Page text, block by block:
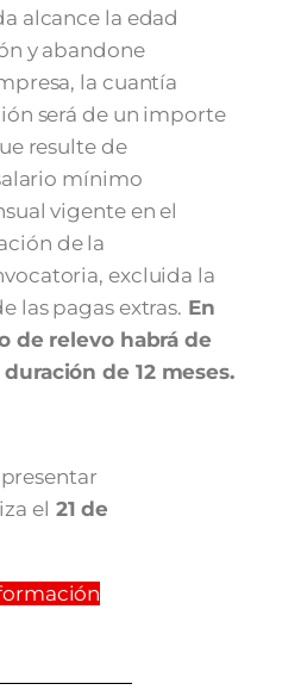
alcance la edad
y abandone
la cuantía
será de un importe
resulte de
mínimo
vigente en el
de la
excluida la
las pagas extras. En
de relevo habrá de
de 12 meses.
el 21 de